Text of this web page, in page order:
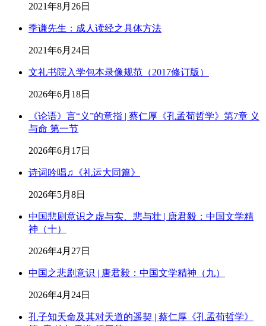
2021年8月26日
季谦先生：成人读经之具体方法
2021年6月24日
文礼书院入学包本录像规范（2017修订版）
2026年6月18日
《论语》言“义”的意指 | 蔡仁厚《孔孟荀哲学》第7章 义
与命 第一节
2026年6月17日
诗词吟唱♫《礼运大同篇》
2026年5月8日
中国悲剧意识之虚与实、悲与壮 | 唐君毅：中国文学精
神（十）
2026年4月27日
中国之悲剧意识 | 唐君毅：中国文学精神（九）
2026年4月24日
孔子知天命及其对天道的遥契 | 蔡仁厚《孔孟荀哲学》